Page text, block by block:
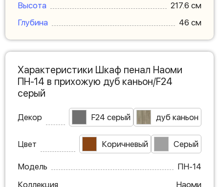
Высота
217.6 см
Глубина
46 см
Характеристики Шкаф пенал Наоми
ПН-14 в прихожую дуб каньон/F24
серый
Декор F24 серый дуб каньон
Цвет Коричневый Серый
Модель
ПН-14
Коллекция
Наоми